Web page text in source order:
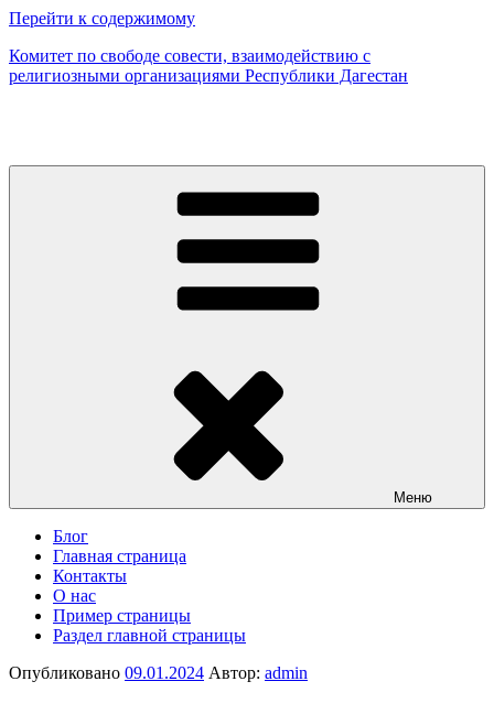
Перейти к содержимому
Комитет по свободе совести, взаимодействию с
религиозными организациями Республики Дагестан
Меню
Блог
Главная страница
Контакты
О нас
Пример страницы
Раздел главной страницы
Опубликовано 09.01.2024 Автор: admin